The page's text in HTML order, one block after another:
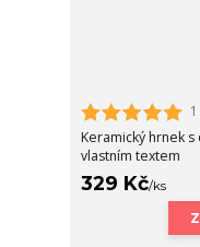
Keramický hrnek
vlastním textem
329 Kč/ks